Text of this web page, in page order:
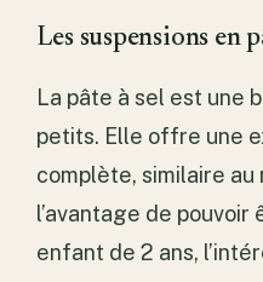
Les suspensions en
La pâte à sel est une
petits. Elle offre une
complète, similaire au
l’avantage de
enfant de 2 ans,